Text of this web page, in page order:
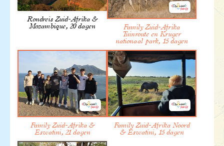
Rondreis Zuid-Afrika &
Mozambique, 20 dagen
Family Zuid-Afrika
Tuinroute en Kruger
nationaal park, 15 dagen
Family Zuid-Afrika &
Eswatini, 21 dagen
Family Zuid-Afrika Noord
& Eswatini, 15 dagen